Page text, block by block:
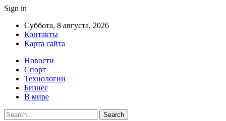
Sign in
Суббота, 8 августа, 2026
Контакты
Карта сайта
Новости
Спорт
Технологии
Бизнес
В мире